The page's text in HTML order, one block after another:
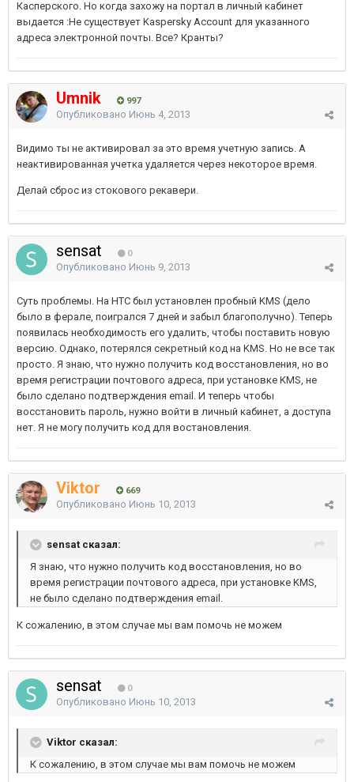
Касперского. Но когда захожу на портал в личный кабинет
выдается :Не существует Kaspersky Account для указанного
адреса электронной почты. Все? Кранты?
Umnik 997
Опубликовано Июнь 4, 2013
Видимо ты не активировал за это время учетную запись. А
неактивированная учетка удаляется через некоторое время.
Делай сброс из стокового рекавери.
sensat 0
Опубликовано Июнь 9, 2013
Суть проблемы. На НТС был установлен пробный KMS (дело
было в ферале, поигрался 7 дней и забыл благополучно). Теперь
появилась необходимость его удалить, чтобы поставить новую
версию. Однако, потерялся секретный код на KMS. Но не все так
просто. Я знаю, что нужно получить код восстановления, но во
время регистрации почтового адреса, при установке KMS, не
было сделано подтверждения email. И теперь чтобы
восстановить пароль, нужно войти в личный кабинет, а доступа
нет. Я не могу получить код для востановления.
Viktor 669
Опубликовано Июнь 10, 2013
sensat сказал:
Я знаю, что нужно получить код восстановления, но во
время регистрации почтового адреса, при установке KMS,
не было сделано подтверждения email.
К сожалению, в этом случае мы вам помочь не можем
sensat 0
Опубликовано Июнь 10, 2013
Viktor сказал:
К сожалению, в этом случае мы вам помочь не можем